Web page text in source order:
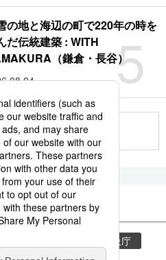
5
の地と海辺の町で220年の時を
だ伝統建築 : WITH
（鎌倉・長谷）
見る
気象庁